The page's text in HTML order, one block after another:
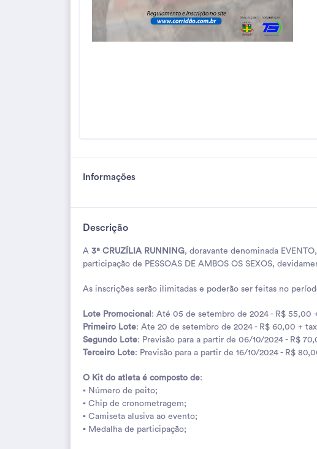
Informações
Descrição
A 3ª CRUZÍLIA RUNNING, doravante denominada
participação de PESSOAS DE AMBOS OS SEXOS,
As inscrições serão ilimitadas e poderão ser feitas no
Lote Promocional : Até 05 de setembro de 2024 - R$ 55,00
Primeiro Lote: Ate 20 de setembro de 2024 - R$ 60,00 +
Segundo Lote: Previsão para a partir de 06/10/2024 - R$
Terceiro Lote: Previsão para a partir de 16/10/2024 - R$
O Kit do atleta é composto de:
▪ Número de peito;
▪ Chip de cronometragem;
▪ Camiseta alusiva ao evento;
▪ Medalha de participação;